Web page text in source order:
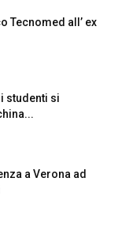
Tecnomed all’ ex
studenti si
a Verona ad